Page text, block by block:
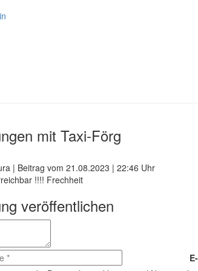
mit Taxi-Förg
| Beitrag vom 21.08.2023 | 22:46 Uhr
!!!! Frechheit
veröffentlichen